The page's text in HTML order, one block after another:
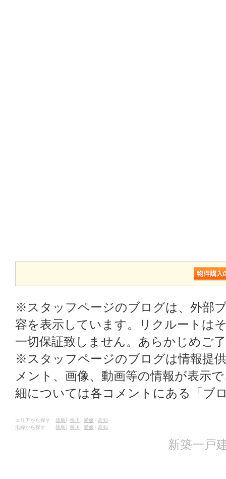
※スタッフページのブログは、外部
容を表示しています。リクルートは
一切保証致しません。あらかじめご
※スタッフページのブログは情報提
メント、画像、動画等の情報が表示
細については各コメントにある「ブ
エリアから探す 徳島 香川 愛媛
高知
沿線から探す
徳島 香川 愛媛 高知
新築一戸